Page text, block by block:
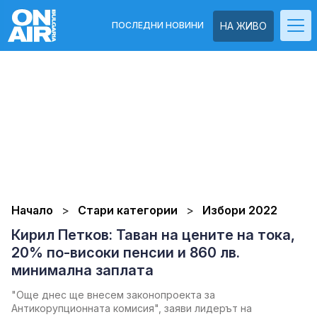
НА ЖИВО
ПОСЛЕДНИ НОВИНИ
Начало Стари категории Избори 2022
Кирил Петков: Таван на цените на тока,
20% по-високи пенсии и 860 лв.
минимална заплата
"Още днес ще внесем законопроекта за
Антикорупционната комисия", заяви лидерът на